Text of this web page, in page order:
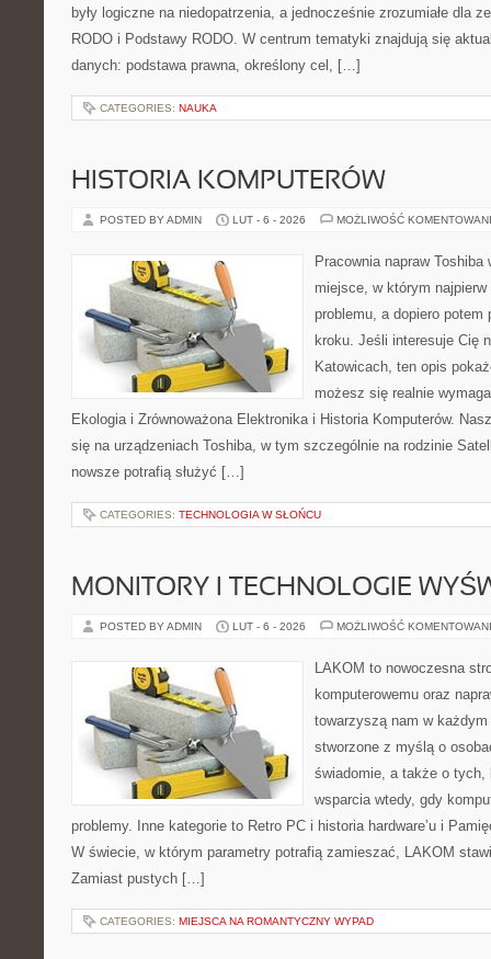
były logiczne na niedopatrzenia, a jednocześnie zrozumiałe dla
RODO i Podstawy RODO. W centrum tematyki znajdują się
danych: podstawa prawna, określony cel, […]
CATEGORIES: NAUKA
HISTORIA KOMPUTERÓW
POSTED BY ADMIN LUT - 6 - 2026 MOŻLIWOŚĆ
Pracownia napraw
miejsce, w którym
problemu, a dopiero potem
kroku. Jeśli interesuje Cię
Katowicach, ten opis
możesz się realnie
Ekologia i Zrównoważona Elektronika i Historia Komputerów.
się na urządzeniach Toshiba, w tym szczególnie na rodzinie
nowsze potrafią służyć […]
CATEGORIES: TECHNOLOGIA W SŁOŃCU
MONITORY I TECHNOLOGIE
POSTED BY ADMIN LUT - 6 - 2026 MOŻLIWOŚĆ
LAKOM to nowoczesna
komputerowemu oraz
towarzyszą nam w
stworzone z myślą o
świadomie, a także o tych,
wsparcia wtedy, gdy
problemy. Inne kategorie to Retro PC i historia hardware’u i
W świecie, w którym parametry potrafią zamieszać, LAKOM
Zamiast pustych […]
CATEGORIES: MIEJSCA NA ROMANTYCZNY WYPAD